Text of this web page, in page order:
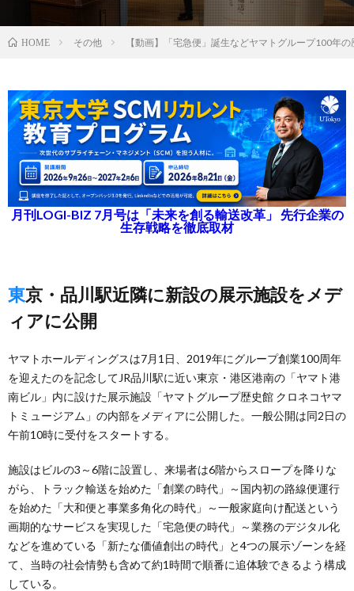
HOME その他 【動画】「宅急便」誕生などヤマトグループ100年
月刊LOGI-BIZ 7月号は「未来を創る輸送改革」 先行企業の
生存戦略を徹底取材
東京・品川駅近隣に新設の展示施設をメデ
ィアに公開
ヤマトホールディングスは7月1日、2019年にグループ創業100周年
を迎えたのを記念してJR品川駅に近い東京・港区港南の「ヤマト港
南ビル」内に設けた展示施設「ヤマトグループ歴史館 クロネコヤマ
トミュージアム」の内部をメディアに公開した。一般公開は同2日の
午前10時に受付をスタートする。
施設はビルの3～6階に設置し、来場者は6階からスロープを降りな
がら、トラック輸送を始めた「創業の時代」～国内初の路線便運行
を始めた「大和便と事業多角化の時代」～一般家庭向け配送という
画期的なサービスを実現した「宅急便の時代」～業務のデジタル化
などを進めている「新たな価値創出の時代」と4つの展示ゾーンを経
て、当時の社会情勢も含めて約1時間で順番に追体験できるよう構成
している。